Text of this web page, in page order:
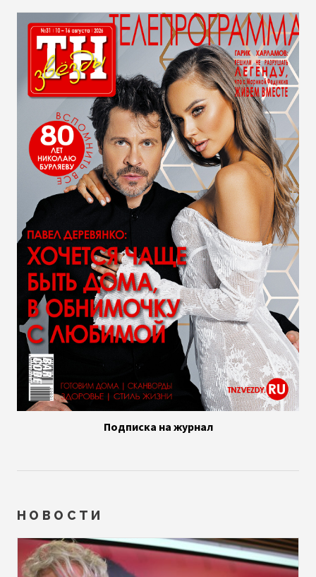
Подписка на журнал
НОВОСТИ